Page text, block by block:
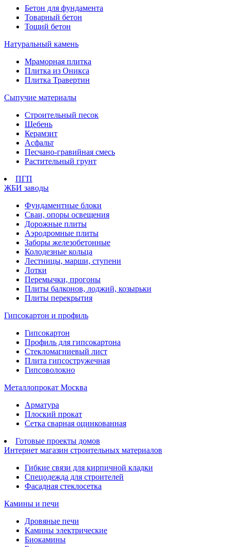
Бетон для фундамента
Товарный бетон
Тощий бетон
Натуральный камень
Мраморная плитка
Плитка из Оникса
Плитка Травертин
Сыпучие материалы
Строительный песок
Щебень
Керамзит
Асфальт
Песчано-гравийная смесь
Растительный грунт
ПГП
ЖБИ заводы
Фундаментные блоки
Сваи, опоры освещения
Дорожные плиты
Аэродромные плиты
Заборы железобетонные
Колодезные кольца
Лестницы, марши, ступени
Лотки
Перемычки, прогоны
Плиты балконов, лоджий, козырьки
Плиты перекрытия
Гипсокартон и профиль
Гипсокартон
Профиль для гипсокартона
Стекломагниевый лист
Плита гипсостружечная
Гипсоволокно
Металлопрокат Москва
Арматура
Плоский прокат
Сетка сварная оцинкованная
Готовые проекты домов
Интернет магазин строительных материалов
Гибкие связи для кирпичной кладки
Спецодежда для строителей
Фасадная стеклосетка
Камины и печи
Дровяные печи
Камины электрические
Биокамины